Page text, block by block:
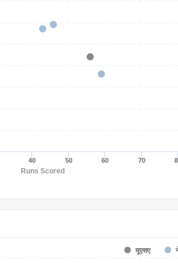
Runs Scored
40 50 60 70
यूएसए